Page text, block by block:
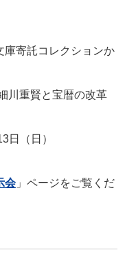
寄託コレクションか
川重賢と宝暦の改革
（日）
会」ページをご覧くだ